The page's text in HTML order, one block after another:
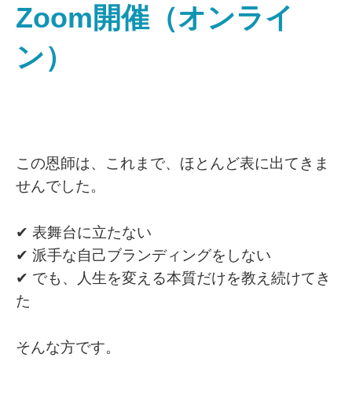
Zoom開催（オンライ
ン）
この恩師は、これまで、ほとんど表に出てきま
せんでした。
✔ 表舞台に立たない
✔ 派手な自己ブランディングをしない
✔ でも、人生を変える本質だけを教え続けてき
た
そんな方です。